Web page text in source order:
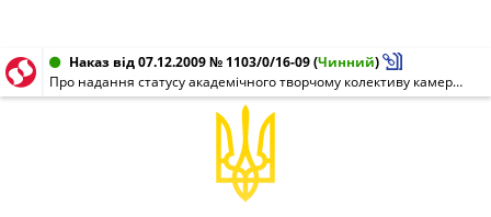
Наказ від 07.12.2009 № 1103/0/16-09(Чинний)
Про надання статусу академічного творчому колективу камерного оркестру Чернівецької обласної філармонії